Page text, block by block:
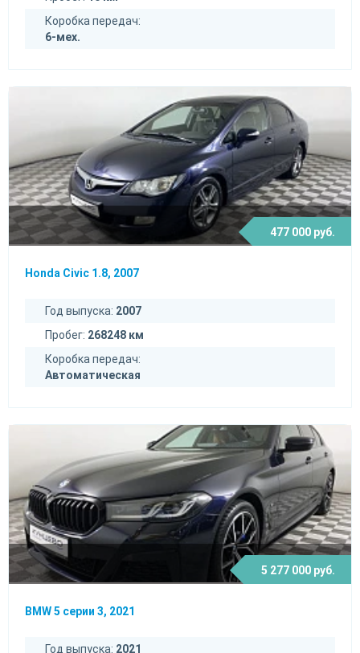
Коробка передач:
6-мех.
477 000 руб.
Honda Civic 1.8, 2007
Год выпуска: 2007
Пробег: 268248 км
Коробка передач:
Автоматическая
5 277 000 руб.
BMW 5 серии 3, 2021
Год выпуска: 2021